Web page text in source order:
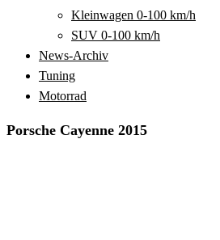
Kleinwagen 0-100 km/h
SUV 0-100 km/h
News-Archiv
Tuning
Motorrad
Porsche Cayenne 2015